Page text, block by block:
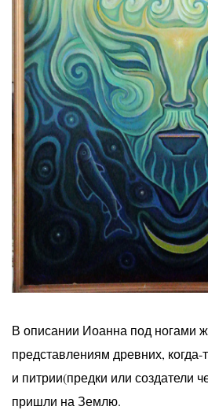
В описании Иоанна под ногами
представлениям древних,
и питрии(предки или создатели
пришли на Землю.